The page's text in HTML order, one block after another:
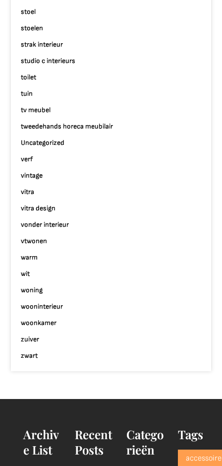
stoel
stoelen
strak interieur
studio c interieurs
toilet
tuin
tv meubel
tweedehands horeca meubilair
Uncategorized
verf
vintage
vitra
vitra design
vonder interieur
vtwonen
warm
wit
woning
wooninterieur
woonkamer
zuiver
zwart
Archiv
e List
Recent
Posts
Catego
rieën
Tags